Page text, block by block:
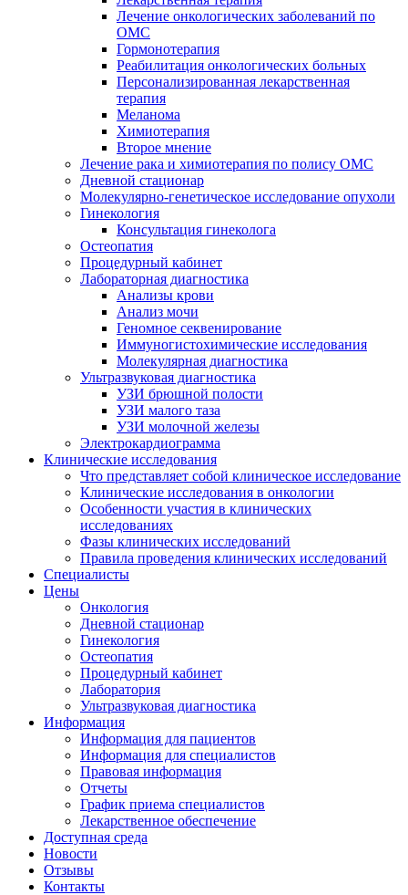
Лечение онкологических заболеваний по
ОМС
Гормонотерапия
Реабилитация онкологических больных
Персонализированная лекарственная
терапия
Меланома
Химиотерапия
Второе мнение
Лечение рака и химиотерапия по полису ОМС
Дневной стационар
Молекулярно-генетическое исследование опухоли
Гинекология
Консультация гинеколога
Остеопатия
Процедурный кабинет
Лабораторная диагностика
Анализы крови
Анализ мочи
Геномное секвенирование
Иммуногистохими­ческие исследования
Молекулярная диагностика
Ультразвуковая диагностика
УЗИ брюшной полости
УЗИ малого таза
УЗИ молочной железы
Электрокардиограмма
Клинические исследования
Что представляет собой клиническое исследование
Клинические исследования в онкологии
Особенности участия в клинических
исследованиях
Фазы клинических исследований
Правила проведения клинических исследований
Специалисты
Цены
Онкология
Дневной стационар
Гинекология
Остеопатия
Процедурный кабинет
Лаборатория
Ультразвуковая диагностика
Информация
Информация для пациентов
Информация для специалистов
Правовая информация
Отчеты
График приема специалистов
Лекарственное обеспечение
Доступная среда
Новости
Отзывы
Контакты